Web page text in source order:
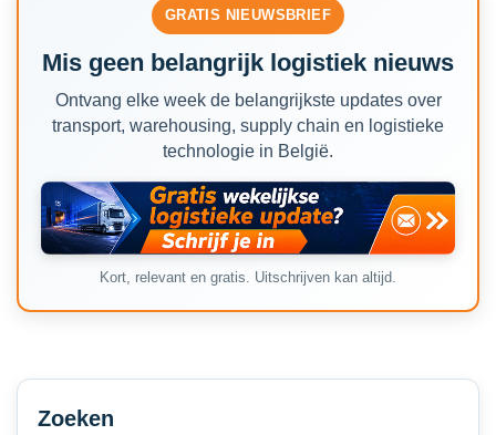
GRATIS NIEUWSBRIEF
Mis geen belangrijk logistiek nieuws
Ontvang elke week de belangrijkste updates over
transport, warehousing, supply chain en logistieke
technologie in België.
Kort, relevant en gratis. Uitschrijven kan altijd.
Secondary
Sidebar
Zoeken